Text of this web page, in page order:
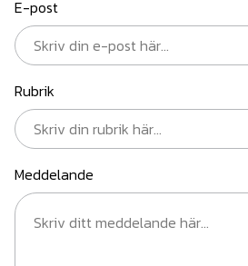
E-post
Rubrik
Meddelande